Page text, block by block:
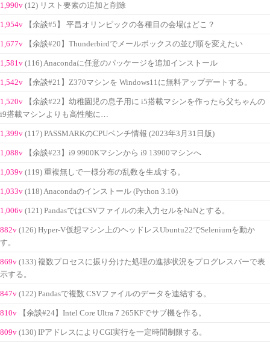
1,990v (12) リスト要素の追加と削除
1,954v 【余談#5】 平昌オリンピックの各種目の会場はどこ？
1,677v 【余談#20】Thunderbirdでメールボックスの並び順を変えたい
1,581v (116) Anacondaに任意のパッケージを追加インストール
1,542v 【余談#21】Z370マシンを Windows11に無料アップデートする。
1,520v
【余談#22】幼稚園児の息子用に i5搭載マシンを作ったら父ちゃんの
i9搭載マシンよりも高性能に…
1,399v (117) PASSMARKのCPUベンチ情報 (2023年3月31日版)
1,088v 【余談#23】i9 9900Kマシンから i9 13900マシンへ
1,039v (119) 重複無しで一様分布の乱数を生成する。
1,033v (118) Anacondaのインストール (Python 3.10)
1,006v (121) PandasではCSVファイルの未入力セルをNaNとする。
882v (126) Hyper-V仮想マシン上のヘッドレスUbuntu22でSeleniumを動か
す。
869v (133) 複数プロセスに振り分けた処理の進捗状況をプログレスバーで表
示する。
847v (122) Pandasで複数 CSVファイルのデータを連結する。
810v 【余談#24】Intel Core Ultra 7 265KFでサブ機を作る。
809v (130) IPアドレスによりCGI実行を一定時間制限する。